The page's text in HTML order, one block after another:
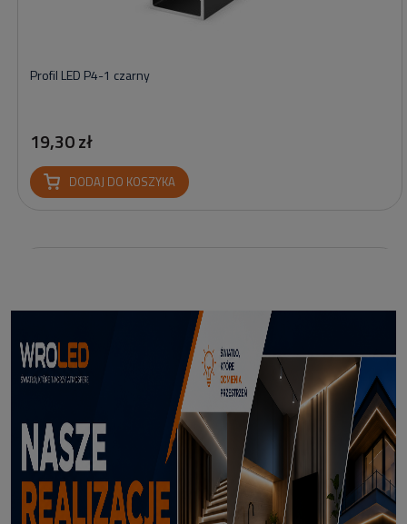
Profil LED P4-1 czarny
19,30 zł
DODAJ DO KOSZYKA
Profil led podtynkowy GK18-3 czarny 3m